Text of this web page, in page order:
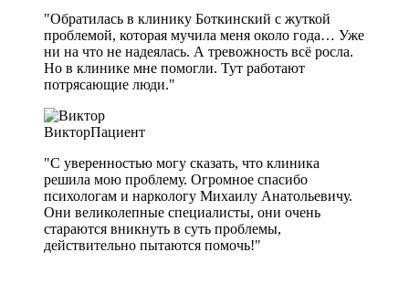
"Обратилась в клинику Боткинский с жуткой
проблемой, которая мучила меня около года… Уже
ни на что не надеялась. А тревожность всё росла.
Но в клинике мне помогли. Тут работают
потрясающие люди."
ВикторПациент
"С уверенностью могу сказать, что клиника
решила мою проблему. Огромное спасибо
психологам и наркологу Михаилу Анатольевичу.
Они великолепные специалисты, они очень
стараются вникнуть в суть проблемы,
действительно пытаются помочь!"